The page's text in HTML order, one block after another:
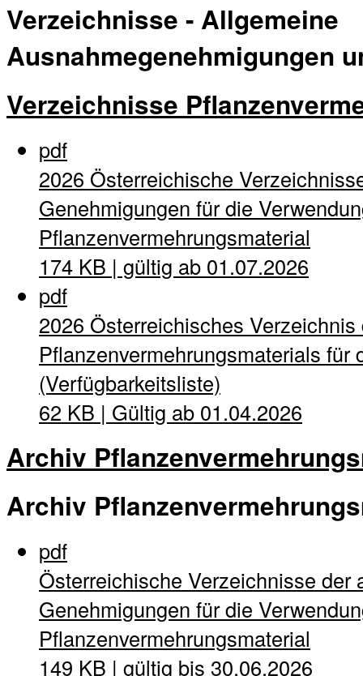
Verzeichnisse - Allgemeine
Ausnahmegenehmigungen
Verzeichnisse
pdf
2026 Österreichische
Genehmigungen für die
Pflanzenvermehrungsmaterial
174 KB | gültig ab 01.07.2026
pdf
2026 Österreichisches
Pflanzenvermehrungsmaterials
(Verfügbarkeitsliste)
62 KB | Gültig ab 01.04.2026
Archiv
Archiv
pdf
Österreichische Verzeichnisse der
Genehmigungen für die
Pflanzenvermehrungsmaterial
149 KB | gültig bis 30.06.2026